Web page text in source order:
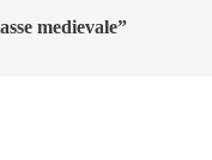
medievale”